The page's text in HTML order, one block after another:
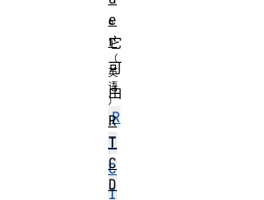
。
它
可
由
R
T
C
I
e
r
R
T
C
D